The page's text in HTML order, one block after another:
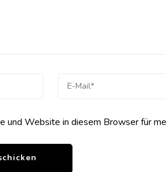
und Website in diesem Browser für